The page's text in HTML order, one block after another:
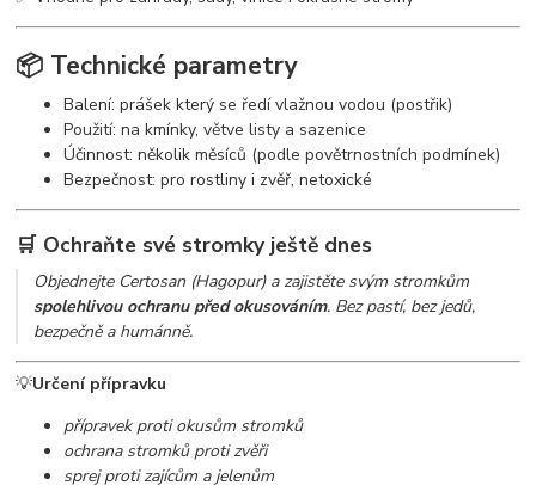
📦 Technické parametry
Balení: prášek který se ředí vlažnou vodou (postřik)
Použití: na kmínky, větve listy a sazenice
Účinnost: několik měsíců (podle povětrnostních podmínek)
Bezpečnost: pro rostliny i zvěř, netoxické
🛒 Ochraňte své stromky ještě dnes
Objednejte Certosan (Hagopur) a zajistěte svým stromkům
spolehlivou ochranu před okusováním. Bez pastí, bez jedů,
bezpečně a humánně.
💡Určení přípravku
přípravek proti okusům stromků
ochrana stromků proti zvěři
sprej proti zajícům a jelenům